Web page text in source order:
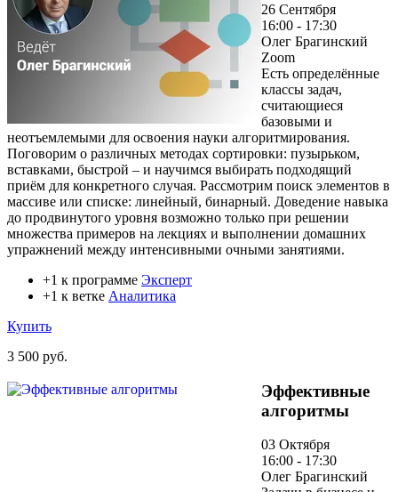
26 Сентября
16:00 - 17:30
Олег Брагинский
Zoom
Есть определённые
классы задач,
считающиеся
базовыми и
неотъемлемыми для освоения науки алгоритмирования.
Поговорим о различных методах сортировки: пузырьком,
вставками, быстрой – и научимся выбирать подходящий
приём для конкретного случая. Рассмотрим поиск элементов в
массиве или списке: линейный, бинарный. Доведение навыка
до продвинутого уровня возможно только при решении
множества примеров на лекциях и выполнении домашних
упражнений между интенсивными очными занятиями.
+1 к программе Эксперт
+1 к ветке Аналитика
Купить
3 500 руб.
Эффективные
алгоритмы
03 Октября
16:00 - 17:30
Олег Брагинский